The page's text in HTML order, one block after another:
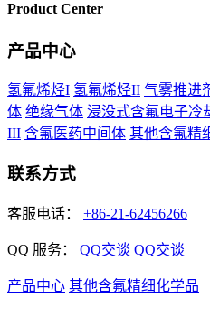
Product Center
产品中心
氢氟烯烃I 氢氟烯烃II 气雾推进
体 绝缘气体 浸没式含氟电子冷
III 含氟医药中间体 其他含氟精
联系方式
客服电话： +86-21-62456266
QQ 服务： QQ交谈 QQ交谈
产品中心 其他含氟精细化学品